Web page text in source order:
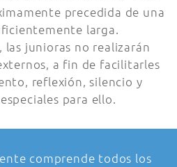
precedida de una
larga.
junioras no realizarán
a fin de facilitarles
reflexión, silencio y
para ello.
comprende todos los